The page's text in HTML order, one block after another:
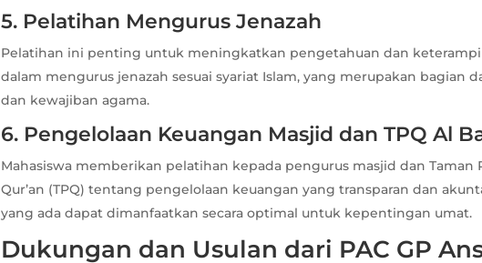
5. Pelatihan Mengurus Jenazah
Pelatihan ini penting untuk meningkatkan pengetahuan dan
dalam mengurus jenazah sesuai syariat Islam, yang merupakan bagian
dan kewajiban agama.
6. Pengelolaan Keuangan Masjid dan TPQ Al
Mahasiswa memberikan pelatihan kepada pengurus masjid dan Taman
Qur’an (TPQ) tentang pengelolaan keuangan yang transparan dan
yang ada dapat dimanfaatkan secara optimal untuk kepentingan umat.
Dukungan dan Usulan dari PAC GP